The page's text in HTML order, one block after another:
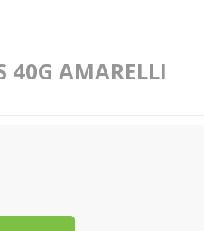
40G AMARELLI